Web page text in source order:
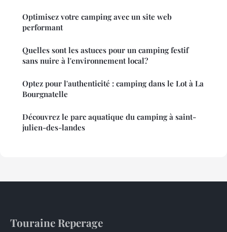
Optimisez votre camping avec un site web
performant
Quelles sont les astuces pour un camping festif
sans nuire à l'environnement local?
Optez pour l'authenticité : camping dans le Lot à La
Bourgnatelle
Découvrez le parc aquatique du camping à saint-
julien-des-landes
Touraine Reperage